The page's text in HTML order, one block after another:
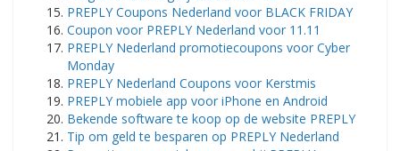
PREPLY Coupons Nederland voor BLACK FRIDAY
Coupon voor PREPLY Nederland voor 11.11
PREPLY Nederland promotiecoupons voor Cyber ​​​​
Monday
PREPLY Nederland Coupons voor Kerstmis
PREPLY mobiele app voor iPhone en Android
Bekende software te koop op de website PREPLY
Tip om geld te besparen op PREPLY Nederland